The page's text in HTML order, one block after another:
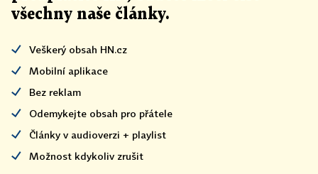
všechny naše články.
Veškerý obsah HN.cz
Mobilní aplikace
Bez reklam
Odemykejte obsah pro přátele
Články v audioverzi + playlist
Možnost kdykoliv zrušit